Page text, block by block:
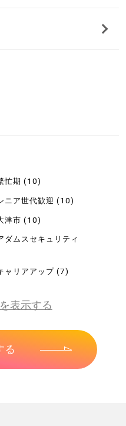
忙期 (10)
ニア世代歓迎 (10)
津市 (10)
ダムスセキュリティ
ャリアアップ (7)
表示する